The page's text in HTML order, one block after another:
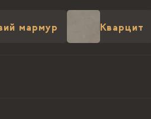
мармур Кварцит